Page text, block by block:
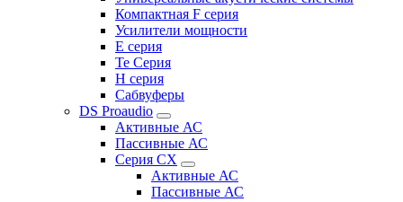
Компактная F серия
Усилители мощности
E серия
Te Серия
H серия
Сабвуферы
DS Proaudio
Активные АС
Пассивные АС
Серия CX
Активные АС
Пассивные АС